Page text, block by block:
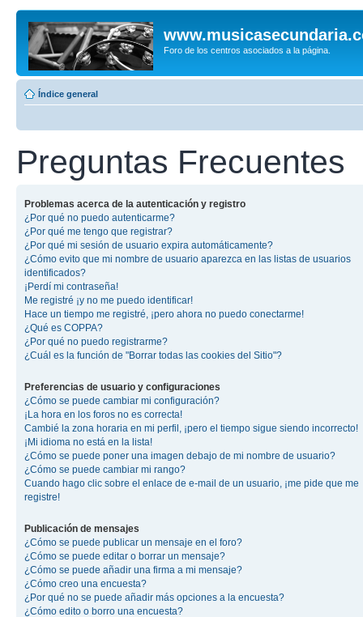
Foro de los centros asociados a la página.
Índice general
Preguntas Frecuentes
Problemas acerca de la autenticación y registro
¿Por qué no puedo autenticarme?
¿Por qué me tengo que registrar?
¿Por qué mi sesión de usuario expira automáticamente?
¿Cómo evito que mi nombre de usuario aparezca en las listas de usuarios
identificados?
¡Perdí mi contraseña!
Me registré ¡y no me puedo identificar!
Hace un tiempo me registré, ¡pero ahora no puedo conectarme!
¿Qué es COPPA?
¿Por qué no puedo registrarme?
¿Cuál es la función de "Borrar todas las cookies del Sitio"?
Preferencias de usuario y configuraciones
¿Cómo se puede cambiar mi configuración?
¡La hora en los foros no es correcta!
Cambié la zona horaria en mi perfil, ¡pero el tiempo sigue siendo incorrecto!
¡Mi idioma no está en la lista!
¿Cómo se puede poner una imagen debajo de mi nombre de usuario?
¿Cómo se puede cambiar mi rango?
Cuando hago clic sobre el enlace de e-mail de un usuario, ¡me pide que me
registre!
Publicación de mensajes
¿Cómo se puede publicar un mensaje en el foro?
¿Cómo se puede editar o borrar un mensaje?
¿Cómo se puede añadir una firma a mi mensaje?
¿Cómo creo una encuesta?
¿Por qué no se puede añadir más opciones a la encuesta?
¿Cómo edito o borro una encuesta?